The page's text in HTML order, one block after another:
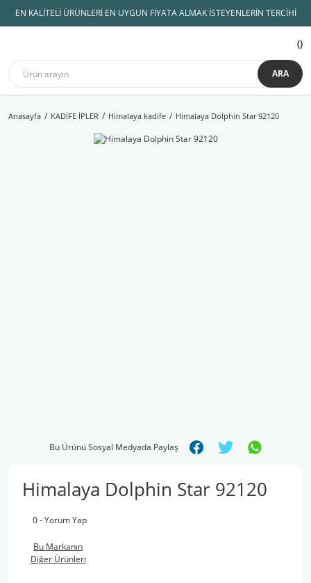
EN KALİTELİ ÜRÜNLERİ EN UYGUN FİYATA ALMAK İSTEYENLERİN TERCİHİ
ARA
Anasayfa KADİFE İPLER Himalaya kadife Himalaya Dolphin Star 92120
Bu Ürünü Sosyal Medyada Paylaş
Himalaya Dolphin Star 92120
0 - Yorum Yap
Bu Markanın
Diğer Ürünleri